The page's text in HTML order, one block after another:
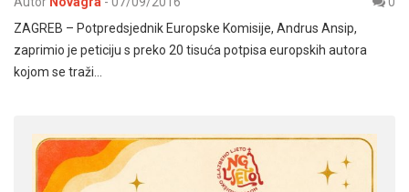
ZAGREB – Potpredsjednik Europske Komisije, Andrus Ansip,
zaprimio je peticiju s preko 20 tisuća potpisa europskih autora
kojom se traži…